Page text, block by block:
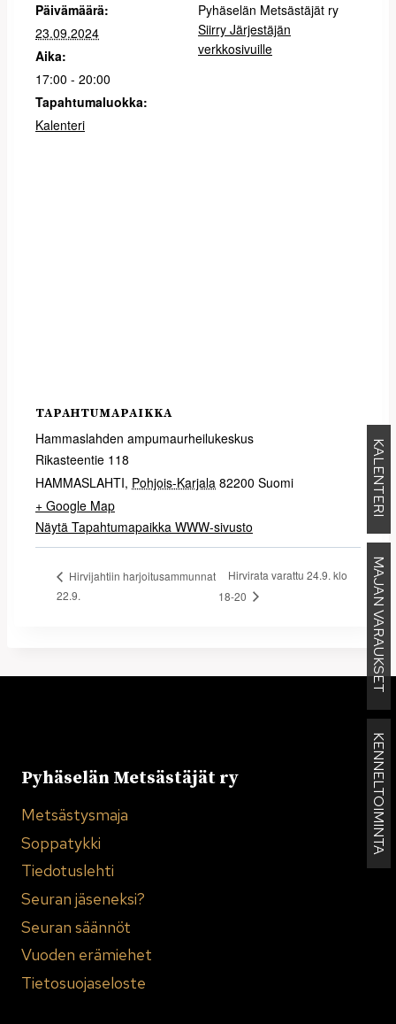
KALENTERI
MAJAN VARAUKSET
KENNELTOIMINTA
Päivämäärä:
23.09.2024
Aika:
17:00 - 20:00
Tapahtumaluokka:
Kalenteri
Pyhäselän Metsästäjät ry
Siirry Järjestäjän
verkkosivuille
TAPAHTUMAPAIKKA
Hammaslahden ampumaurheilukeskus
Rikasteentie 118
HAMMASLAHTI, Pohjois-Karjala 82200 Suomi
+ Google Map
Näytä Tapahtumapaikka WWW-sivusto
Hirvijahtiin harjoitusammunnat
22.9.
Hirvirata varattu 24.9. klo
18-20
Pyhäselän Metsästäjät ry
Metsästysmaja
Soppatykki
Tiedotuslehti
Seuran jäseneksi?
Seuran säännöt
Vuoden erämiehet
Tietosuojaseloste